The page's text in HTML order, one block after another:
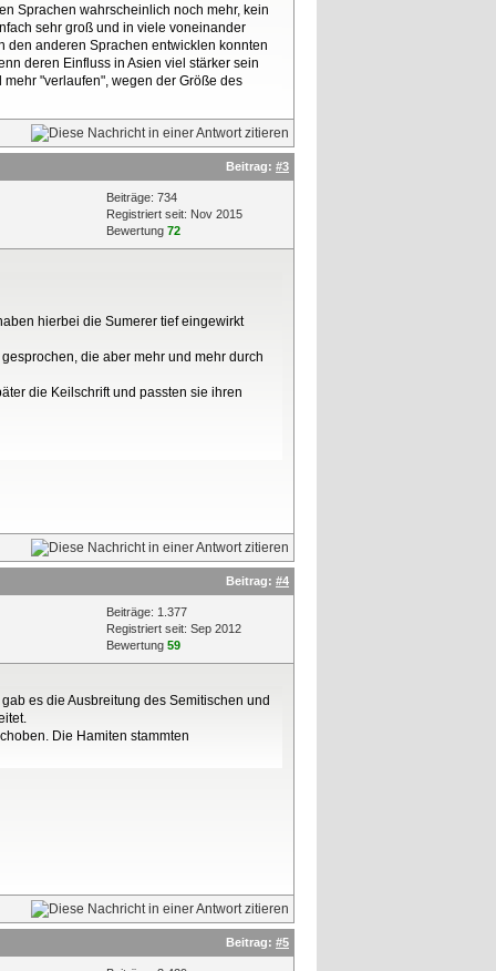
Sprachen wahrscheinlich noch mehr, kein
sehr groß und in viele voneinander
den anderen Sprachen entwicklen konnten
deren Einfluss in Asien viel stärker sein
"verlaufen", wegen der Größe des
Beitrag: #3
Beiträge: 734
Registriert seit: Nov 2015
Bewertung 72
hierbei die Sumerer tief eingewirkt
die aber mehr und mehr durch
die Keilschrift und passten sie ihren
Beitrag: #4
Beiträge: 1.377
Registriert seit: Sep 2012
Bewertung 59
es die Ausbreitung des Semitischen und
Die Hamiten stammten
Beitrag: #5